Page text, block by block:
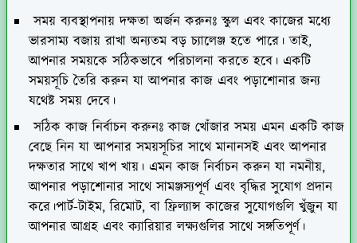
সময় ব্যবস্থাপনায় দক্ষতা অর্জন করুনঃস্কুল এবং কাজের মধ্যে
ভারসাম্য বজায় রাখা অন্যতম বড় চ্যালেঞ্জ হতে পারে। তাই,
আপনার সময়কে সঠিকভাবে পরিচালনা করতে হবে। একটি
সময়সূচি তৈরি করুন যা আপনার কাজ এবং পড়াশোনার জন্য
যথেষ্ট সময় দেবে।
সঠিক কাজ নির্বাচন করুনঃকাজ খোঁজার সময় এমন একটি কাজ
বেছে নিন যা আপনার সময়সূচির সাথে মানানসই এবং আপনার
দক্ষতার সাথে খাপ খায়। এমন কাজ নির্বাচন করুন যা নমনীয়,
আপনার পড়াশোনার সাথে সামঞ্জস্যপূর্ণ এবং বৃদ্ধির সুযোগ প্রদান
করে।পার্ট-টাইম, রিমোট, বা ফ্রিল্যান্স কাজের সুযোগগুলি খুঁজুন যা
আপনার আগ্রহ এবং ক্যারিয়ার লক্ষ্যগুলির সাথে সঙ্গতিপূর্ণ।